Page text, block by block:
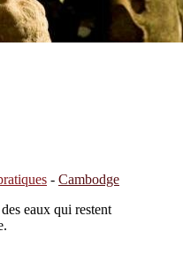
- Cambodge
eaux qui restent